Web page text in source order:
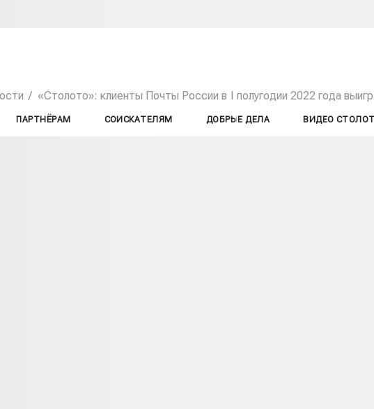
«Столото»: клиенты Почты России в I полугодии 2022 года
ПАРТНЁРАМ СОИСКАТЕЛЯМ ДОБРЫЕ ДЕЛА ВИДЕО